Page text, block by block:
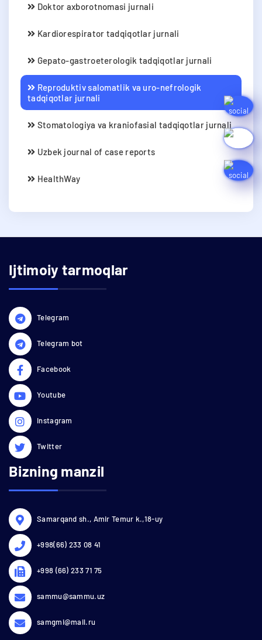
Doktor axborotnomasi jurnali
Kardiorespirator tadqiqotlar jurnali
Gepato-gastroeterologik tadqiqotlar jurnali
Reproduktiv salomatlik va uro-nefrologik
tadqiqotlar jurnali
Stomatologiya va kraniofasial tadqiqotlar jurnali
Uzbek journal of case reports
HealthWay
Ijtimoiy tarmoqlar
Telegram
Telegram bot
Facebook
Youtube
Instagram
Twitter
Bizning manzil
Samarqand sh., Amir Temur k.,18-uy
+998(66) 233 08 41
+998 (66) 233 71 75
sammu@sammu.uz
samgmi@mail.ru